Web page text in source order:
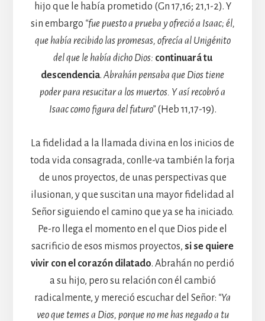
hijo que le había prometido (Gn 17,16; 21,1-2). Y
sin embargo “fue puesto a prueba y ofreció a Isaac; él,
que había recibido las promesas, ofrecía al Unigénito
del que le había dicho Dios: continuará tu
descendencia. Abrahán pensaba que Dios tiene
poder para resucitar a los muertos. Y así recobró a
Isaac como figura del futuro”(Heb 11,17-19).
La fidelidad a la llamada divina en los inicios de
toda vida consagrada, conlle-va también la forja
de unos proyectos, de unas perspectivas que
ilusionan, y que suscitan una mayor fidelidad al
Señor siguiendo el camino que ya se ha iniciado.
Pe-ro llega el momento en el que Dios pide el
sacrificio de esos mismos proyectos, si se quiere
vivir con el corazón dilatado. Abrahán no perdió
a su hijo, pero su relación con él cambió
radicalmente, y mereció escuchar del Señor: “Ya
veo que temes a Dios, porque no me has negado a tu